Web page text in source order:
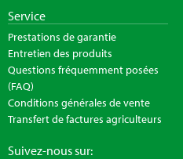
Service
Prestations de garantie
Entretien des produits
Questions fréquemment posées
(FAQ)
Conditions générales de vente
Transfert de factures agriculteurs
Suivez-nous sur: